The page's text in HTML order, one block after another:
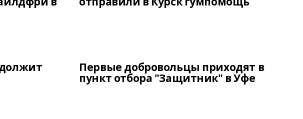
Первые добровольцы приходят в
пункт отбора "Защитник" в Уфе